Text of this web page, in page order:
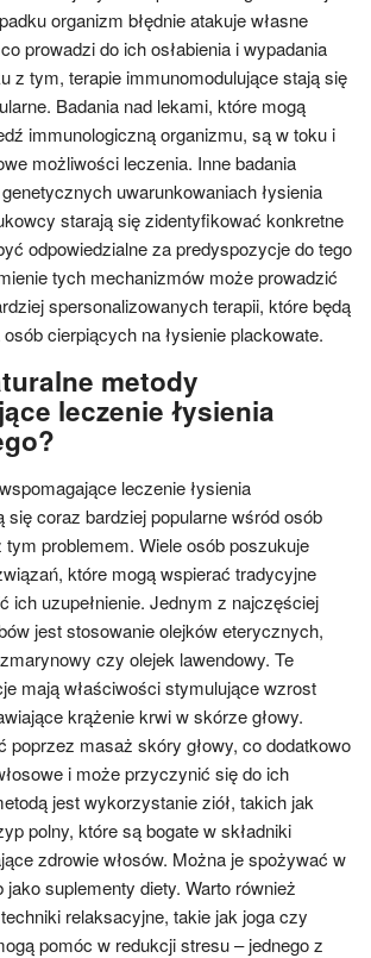
organizm błędnie atakuje własne
prowadzi do ich osłabienia i wypadania
z tym, terapie immunomodulujące stają się
Badania nad lekami, które mogą
immunologiczną organizmu, są w toku i
możliwości leczenia. Inne badania
uwarunkowaniach łysienia
starają się zidentyfikować konkretne
odpowiedzialne za predyspozycje do tego
tych mechanizmów może prowadzić
spersonalizowanych terapii, które będą
cierpiących na łysienie plackowate.
metody
leczenie łysienia
leczenie łysienia
się coraz bardziej popularne wśród osób
problemem. Wiele osób poszukuje
które mogą wspierać tradycyjne
ich uzupełnienie. Jednym z najczęściej
jest stosowanie olejków eterycznych,
czy olejek lawendowy. Te
mają właściwości stymulujące wzrost
krążenie krwi w skórze głowy.
poprzez masaż skóry głowy, co dodatkowo
i może przyczynić się do ich
jest wykorzystanie ziół, takich jak
polny, które są bogate w składniki
zdrowie włosów. Można je spożywać w
jako suplementy diety. Warto również
relaksacyjne, takie jak joga czy
pomóc w redukcji stresu – jednego z